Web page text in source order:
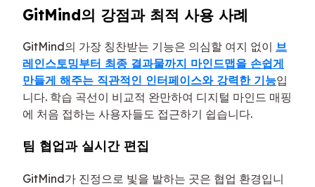
GitMind의 강점과 최적 사용 사례
GitMind의 가장 칭찬받는 기능은 의심할 여지 없이 브
레인스토밍부터 최종 결과물까지 마인드맵을 손쉽게
만들게 해주는 직관적인 인터페이스와 강력한 기능입
니다. 학습 곡선이 비교적 완만하여 디지털 마인드 매핑
에 처음 접하는 사용자들도 접근하기 쉽습니다.
팀 협업과 실시간 편집
GitMind가 진정으로 빛을 발하는 곳은 협업 환경입니